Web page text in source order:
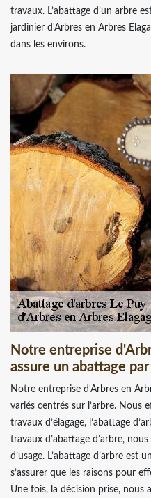
travaux. L’abattage d’un arbre
jardinier d'Arbres en Arbres
dans les environs.
Notre entreprise
assure un abattage
Notre entreprise d'Arbres en
variés centrés sur l’arbre. Nous
travaux d’élagage, l’abattage
travaux d’abattage d’arbre,
d’usage. L’abattage d’arbre
s’assurer que les raisons pour
Une fois, la décision prise, nous